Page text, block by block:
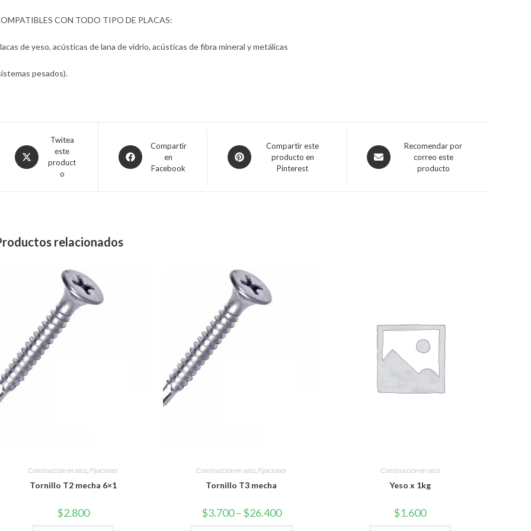
CON TODO TIPO DE PLACAS:
de yeso, acústicas de lana de vidrio, acústicas de fibra mineral y metálicas
pesados).
Twitea
este
product
o
Compartir
en
Facebook
Compartir este
producto en
Pinterest
Recomendar por
correo este
producto
relacionados
Construcción en seco, Fijaciones
Tornillo T2 mecha 6×1
$2.800
Construcción en seco, Fijaciones
Tornillo T3 mecha
$3.700– $26.400
Construcción en seco
Yeso x 1kg
$1.600